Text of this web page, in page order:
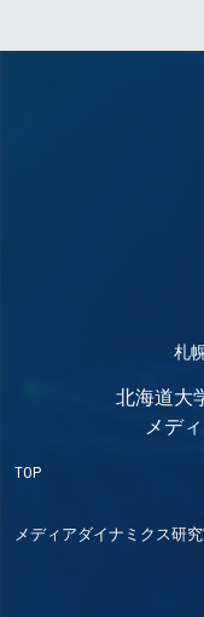
札
北海道大
メデ
TOP
メディアダイナミクス研